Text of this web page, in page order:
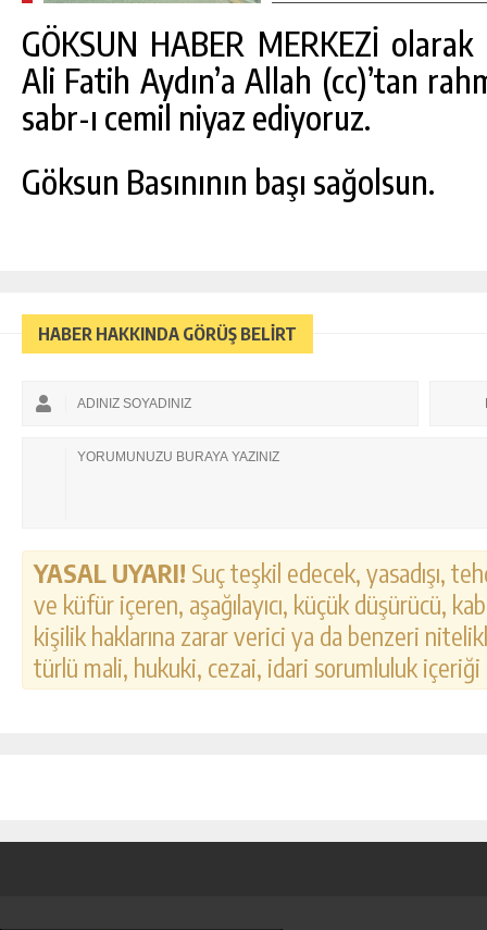
GÖKSUN HABER MERKEZİ
Ali Fatih Aydın’a Allah (cc)’tan
sabr-ı cemil niyaz ediyoruz.
Göksun Basınının başı sağolsun.
HABER HAKKINDA GÖRÜŞ BELİRT
YASAL UYARI! Suç teşkil edecek, yasadışı,
ve küfür içeren, aşağılayıcı, küçük düşürücü,
kişilik haklarına zarar verici ya da benzeri
türlü mali, hukuki, cezai, idari sorumluluk